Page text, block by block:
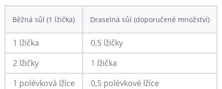
Běžná sůl (1 lžička) Draselná sůl (doporučené množství)
1 lžička
0,5 lžičky
2 lžičky
1 lžička
1 polévková lžíce
0,5 polévkové lžíce